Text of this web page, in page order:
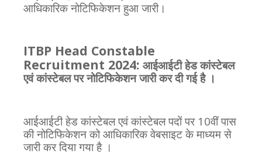
आधिकारिक नोटिफिकेशन हुआ जारी।
ITBP Head Constable
Recruitment 2024: आईआईटी हेड कांस्टेबल
एवं कांस्टेबल पर नोटिफिकेशन जारी कर दी गई है ।
आईआईटी हेड कांस्टेबल एवं कांस्टेबल पदों पर 10वीं पास
की नोटिफिकेशन को आधिकारिक वेबसाइट के माध्यम से
जारी कर दिया गया है ।